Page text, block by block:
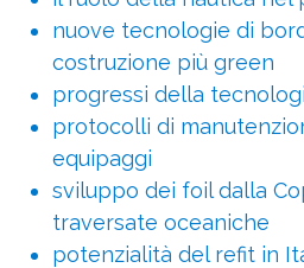
nuove tecnologie di
costruzione più green
progressi della
protocolli di
equipaggi
sviluppo dei foil dalla
traversate oceaniche
potenzialità del refit in